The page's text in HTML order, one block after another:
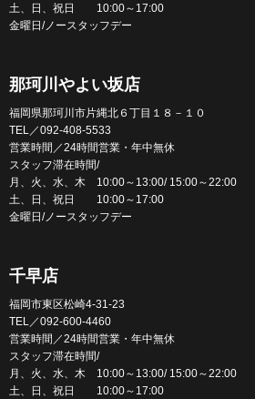
土、日、祝日 10:00～17:00
金曜日/ノースタッフデー
那珂川やよい坂店
福岡県那珂川市片縄北６丁目１８－１０
TEL／092-408-5533
営業時間／24時間営業・年中無休
スタッフ滞在時間/
月、火、水、木 10:00～13:00/ 15:00～22:00
土、日、祝日 10:00～17:00
金曜日/ノースタッフデー
千早店
福岡市東区松崎4-31-23
TEL／092-600-4460
営業時間／24時間営業・年中無休
スタッフ滞在時間/
月、火、水、木 10:00～13:00/ 15:00～22:00
土、日、祝日 10:00～17:00